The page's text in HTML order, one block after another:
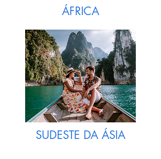
ÁFRICA
SUDESTE DA ÁSIA